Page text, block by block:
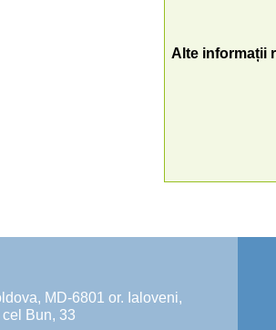
Alte informații
MD-6801 or. Ialoveni,
Bun, 33